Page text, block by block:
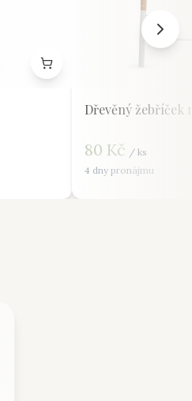
Dřevěný žebříček
80 Kč / ks
4 dny pronájmu